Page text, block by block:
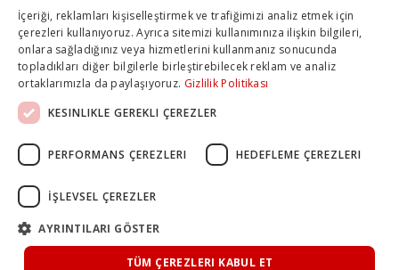
İçeriği, reklamları kişiselleştirmek ve trafiğimizi analiz etmek için
çerezleri kullanıyoruz. Ayrıca sitemizi kullanımınıza ilişkin bilgileri,
onlara sağladığınız veya hizmetlerini kullanmanız sonucunda
topladıkları diğer bilgilerle birleştirebilecek reklam ve analiz
ortaklarımızla da paylaşıyoruz. Gizlilik Politikası
KESINLIKLE GEREKLI ÇEREZLER
PERFORMANS ÇEREZLERI HEDEFLEME ÇEREZLERI
İŞLEVSEL ÇEREZLER
AYRINTILARI GÖSTER
TÜM ÇEREZLERI KABUL ET